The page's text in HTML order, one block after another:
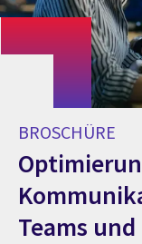
BROSCHÜRE
Teams und